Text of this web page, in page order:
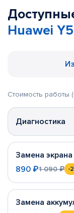
Huawei Y5
Стоимость работы
Диагностика
Замена экрана
890 ₽1 090 ₽ -
Замена